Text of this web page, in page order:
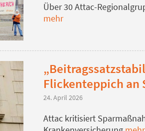
Über 30 Attac-
mehr
Flickenteppich an
24. April 2026
Attac kritisiert